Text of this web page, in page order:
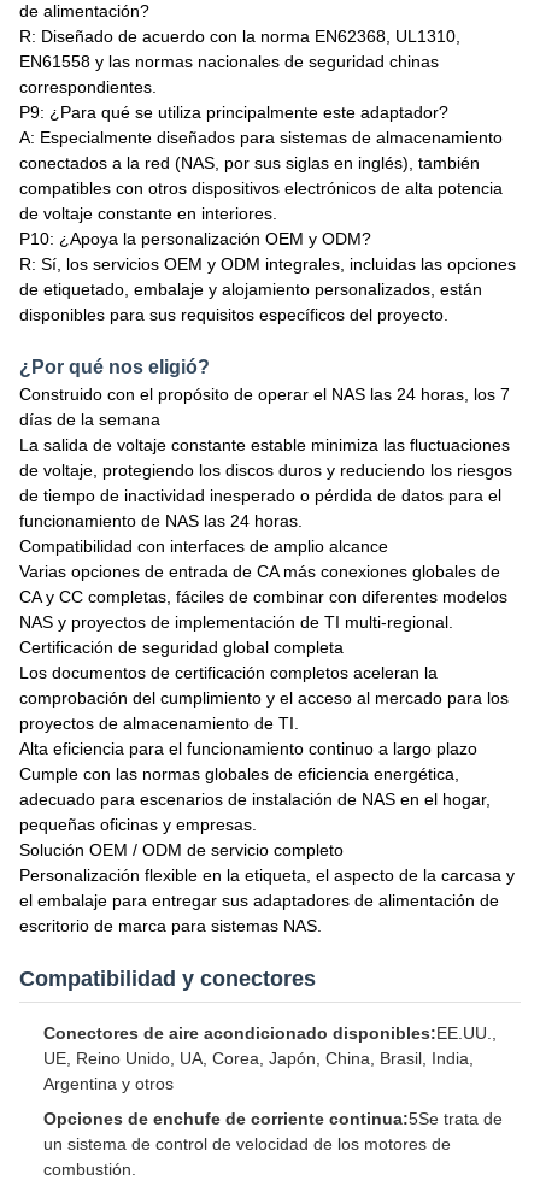
de alimentación?
R: Diseñado de acuerdo con la norma EN62368, UL1310,
EN61558 y las normas nacionales de seguridad chinas
correspondientes.
P9: ¿Para qué se utiliza principalmente este adaptador?
A: Especialmente diseñados para sistemas de almacenamiento
conectados a la red (NAS, por sus siglas en inglés), también
compatibles con otros dispositivos electrónicos de alta potencia
de voltaje constante en interiores.
P10: ¿Apoya la personalización OEM y ODM?
R: Sí, los servicios OEM y ODM integrales, incluidas las opciones
de etiquetado, embalaje y alojamiento personalizados, están
disponibles para sus requisitos específicos del proyecto.
¿Por qué nos eligió?
Construido con el propósito de operar el NAS las 24 horas, los 7
días de la semana
La salida de voltaje constante estable minimiza las fluctuaciones
de voltaje, protegiendo los discos duros y reduciendo los riesgos
de tiempo de inactividad inesperado o pérdida de datos para el
funcionamiento de NAS las 24 horas.
Compatibilidad con interfaces de amplio alcance
Varias opciones de entrada de CA más conexiones globales de
CA y CC completas, fáciles de combinar con diferentes modelos
NAS y proyectos de implementación de TI multi-regional.
Certificación de seguridad global completa
Los documentos de certificación completos aceleran la
comprobación del cumplimiento y el acceso al mercado para los
proyectos de almacenamiento de TI.
Alta eficiencia para el funcionamiento continuo a largo plazo
Cumple con las normas globales de eficiencia energética,
adecuado para escenarios de instalación de NAS en el hogar,
pequeñas oficinas y empresas.
Solución OEM / ODM de servicio completo
Personalización flexible en la etiqueta, el aspecto de la carcasa y
el embalaje para entregar sus adaptadores de alimentación de
escritorio de marca para sistemas NAS.
Compatibilidad y conectores
Conectores de aire acondicionado disponibles:EE.UU.,
UE, Reino Unido, UA, Corea, Japón, China, Brasil, India,
Argentina y otros
Opciones de enchufe de corriente continua:5Se trata de
un sistema de control de velocidad de los motores de
combustión.